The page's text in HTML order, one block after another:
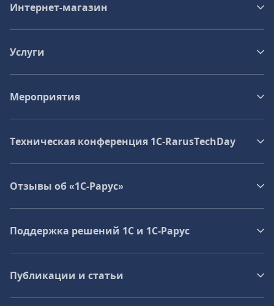
Интернет-магазин
Услуги
Мероприятия
Техническая конференция 1C‑RarusTechDay
Отзывы об «1С-Рарус»
Поддержка решений 1С и 1С‑Рарус
Публикации и статьи